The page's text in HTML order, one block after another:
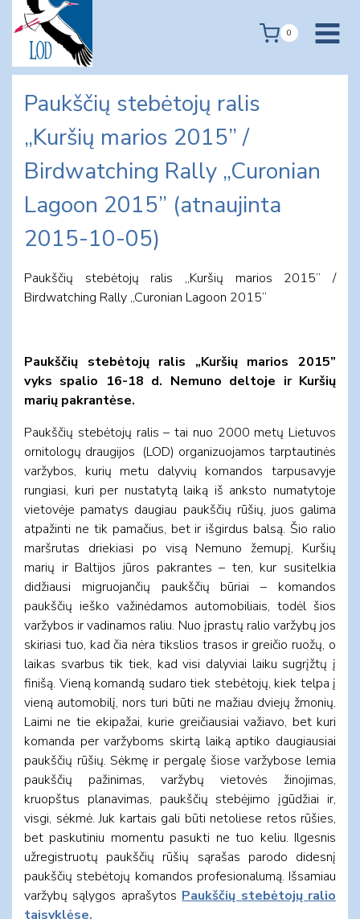
content
0
Paukščių stebėtojų ralis
„Kuršių marios 2015” /
Birdwatching Rally „Curonian
Lagoon 2015” (atnaujinta
2015-10-05)
Paukščių stebėtojų ralis „Kuršių marios 2015” /
Birdwatching Rally „Curonian Lagoon 2015”
Paukščių stebėtojų ralis „Kuršių marios 2015”
vyks spalio 16-18 d. Nemuno deltoje ir Kuršių
marių pakrantėse.
Paukščių stebėtojų ralis – tai nuo 2000 metų Lietuvos
ornitologų draugijos (LOD) organizuojamos tarptautinės
varžybos, kurių metu dalyvių komandos tarpusavyje
rungiasi, kuri per nustatytą laiką iš anksto numatytoje
vietovėje pamatys daugiau paukščių rūšių, juos galima
atpažinti ne tik pamačius, bet ir išgirdus balsą. Šio ralio
maršrutas driekiasi po visą Nemuno žemupį, Kuršių
marių ir Baltijos jūros pakrantes – ten, kur susitelkia
didžiausi migruojančių paukščių būriai – komandos
paukščių ieško važinėdamos automobiliais, todėl šios
varžybos ir vadinamos raliu. Nuo įprastų ralio varžybų jos
skiriasi tuo, kad čia nėra tikslios trasos ir greičio ruožų, o
laikas svarbus tik tiek, kad visi dalyviai laiku sugrįžtų į
finišą. Vieną komandą sudaro tiek stebėtojų, kiek telpa į
vieną automobilį, nors turi būti ne mažiau dviejų žmonių.
Laimi ne tie ekipažai, kurie greičiausiai važiavo, bet kuri
komanda per varžyboms skirtą laiką aptiko daugiausiai
paukščių rūšių. Sėkmę ir pergalę šiose varžybose lemia
paukščių pažinimas, varžybų vietovės žinojimas,
kruopštus planavimas, paukščių stebėjimo įgūdžiai ir,
visgi, sėkmė. Juk kartais gali būti netoliese retos rūšies,
bet paskutiniu momentu pasukti ne tuo keliu. Ilgesnis
užregistruotų paukščių rūšių sąrašas parodo didesnį
paukščių stebėtojų komandos profesionalumą. Išsamiau
varžybų sąlygos aprašytos Paukščių stebėtojų ralio
taisyklėse.